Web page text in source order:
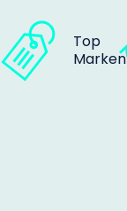
Top
Marken